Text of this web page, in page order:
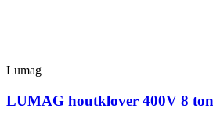
Lumag
LUMAG houtklover 400V 8